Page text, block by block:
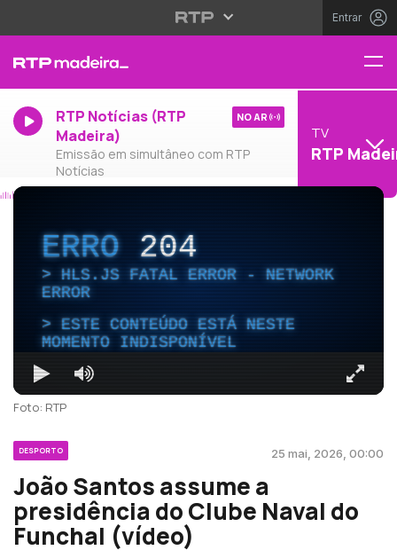
Entrar
RTP Notícias (RTP
Madeira)
Emissão em simultâneo com RTP
Notícias
NO AR
TV
RTP
ERRO204
HLS.JS FATAL ERROR - NETWORK
ERROR
ESTE CONTEÚDO ESTÁ NESTE
MOMENTO INDISPONÍVEL
Foto: RTP
DESPORTO 25 mai, 2026, 00:00
João Santos assume a
presidência do Clube Naval do
Funchal (vídeo)